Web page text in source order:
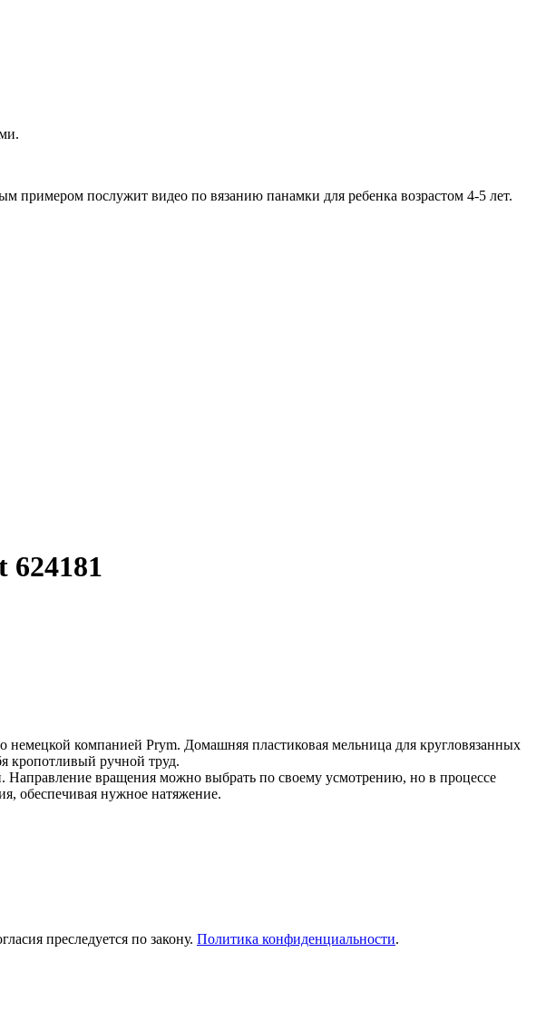
послужит видео по вязанию панамки для ребенка возрастом 4-5 лет.
немецкой компанией Prym. Домашняя пластиковая мельница для кругловязанных
кропотливый ручной труд.
Направление вращения можно выбрать по своему усмотрению, но в процессе
обеспечивая нужное натяжение.
преследуется по закону. Политика конфиденциальности.